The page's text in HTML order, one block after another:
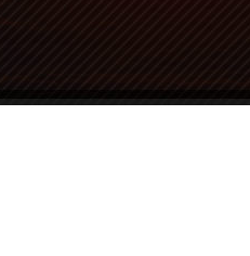
folytatódik, és egyre
egy gyenge
Központ és az BM
a figyelmet, hogy a